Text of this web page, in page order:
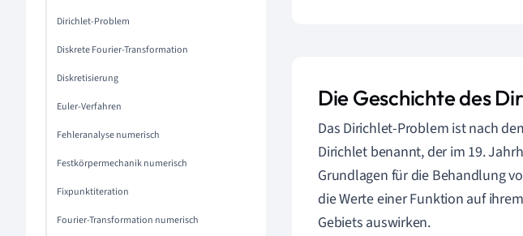
Dirichlet-Problem
Diskrete Fourier-Transformation
Diskretisierung
Euler-Verfahren
Fehleranalyse numerisch
Festkörpermechanik numerisch
Fixpunktiteration
Fourier-Transformation numerisch
Die Geschichte des
Das Dirichlet-Problem ist nach
Dirichlet benannt, der im 19.
Grundlagen für die Behandlung
die Werte einer Funktion auf
Gebiets auswirken.